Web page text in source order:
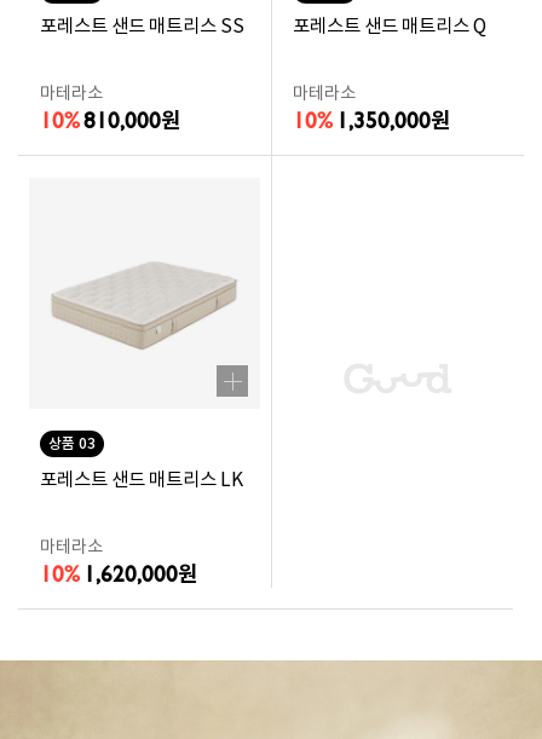
포레스트 샌드 매트리스 SS
마테라소
10%810,000원
포레스트 샌드 매트리스 Q
마테라소
10% 1,350,000원
상품 03
포레스트 샌드 매트리스 LK
마테라소
10% 1,620,000원